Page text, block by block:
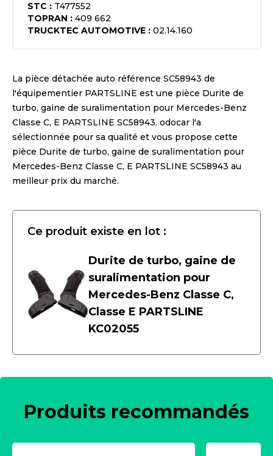
STC : T477552
TOPRAN : 409 662
TRUCKTEC AUTOMOTIVE : 02.14.160
La pièce détachée auto référence SC58943 de
l'équipementier PARTSLINE est une pièce Durite de
turbo, gaine de suralimentation pour Mercedes-Benz
Classe C, E PARTSLINE SC58943. odocar l'a
sélectionnée pour sa qualité et vous propose cette
pièce Durite de turbo, gaine de suralimentation pour
Mercedes-Benz Classe C, E PARTSLINE SC58943 au
meilleur prix du marché.
Ce produit existe en lot :
Durite de turbo, gaine de
suralimentation pour
Mercedes-Benz Classe C,
Classe E PARTSLINE
KC02055
Produits recommandés